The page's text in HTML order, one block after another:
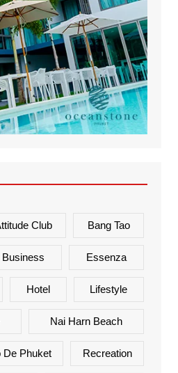
Club Bang Tao
Business Essenza
Hotel Lifestyle
Nai Harn Beach
De Phuket Recreation